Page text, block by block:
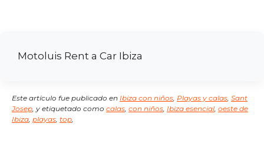
Motoluis Rent a Car Ibiza
Este artículo fue publicado en Ibiza con niños Playas y calas Sant
Josep y etiquetado como calas con niños Ibiza esencial oeste de
Ibiza playas top